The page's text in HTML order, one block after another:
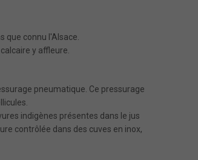
que connu l'Alsace.
y affleure.
pneumatique. Ce pressurage
indigènes présentes dans le jus
contrôlée dans des cuves en inox,